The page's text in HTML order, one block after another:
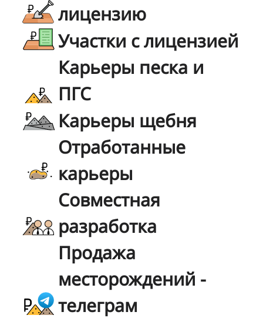
лицензию
Участки с лицензией
Карьеры песка и
ПГС
Карьеры щебня
Отработанные
карьеры
Совместная
разработка
Продажа
месторождений -
телеграм